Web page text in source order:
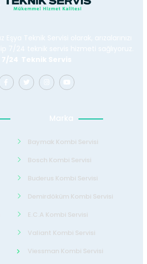
Teknik Servisi olarak, arızalarınızı
7/24 teknik servis hizmeti sağlıyoruz.
7/24 Teknik Servis
Marka
Baymak Kombi Servisi
Bosch Kombi Servisi
Buderus Kombi Servisi
Demirdöküm Kombi Servisi
E.C.A Kombi Servisi
Valiant Kombi Servisi
Viessman Kombi Servisi